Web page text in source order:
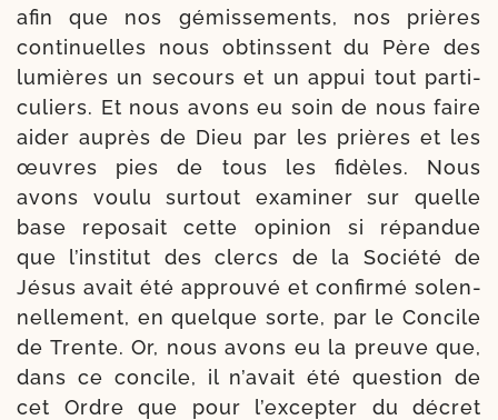
afin que nos gémis­se­ments, nos prières
conti­nuelles nous obtinssent du Père des
lumières un secours et un appui tout par­ti­
cu­liers. Et nous avons eu soin de nous faire
aider auprès de Dieu par les prières et les
œuvres pies de tous les fidèles. Nous
avons vou­lu sur­tout exa­mi­ner sur quelle
base repo­sait cette opi­nion si répan­due
que l’ins­ti­tut des clercs de la Société de
Jésus avait été approu­vé et confir­mé solen­
nel­le­ment, en quelque sorte, par le Concile
de Trente. Or, nous avons eu la preuve que,
dans ce concile, il n’a­vait été ques­tion de
cet Ordre que pour l’ex­cep­ter du décret